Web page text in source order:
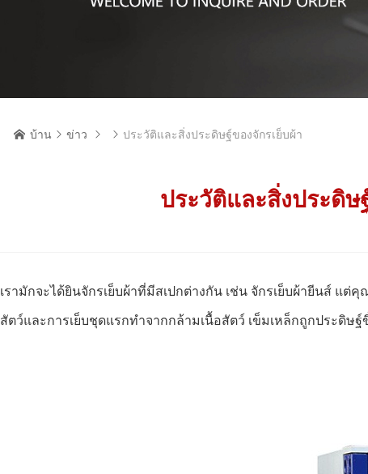
 บ้าน  ข่าว   ประวัติและสิ่งประดิษฐ์ของจักรเย็บผ้า
ประวัติและสิ่งประดิ
เรามักจะได้ยินจักรเย็บผ้าที่มีสเปกต่างกัน เช่น จักรเย็บผ้ายีนส์ แ
สัตว์และการเย็บชุดแรกทำจากกล้ามเนื้อสัตว์ เข็มเหล็กถูกประดิษ